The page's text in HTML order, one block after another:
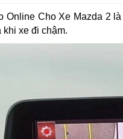
Online Cho Xe Mazda 2
xe đi chậm.